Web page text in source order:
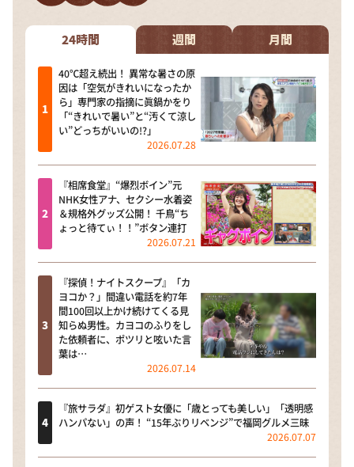
ＬＩＦＥ～夢のカタチ～
新婚さんいらっしゃい！
ポツンと一軒家
ザキ山小屋本館
ぺこぱのまるスポ
24時間 週間 月間
40℃超え続出！ 異常な暑さの原
因は「空気がきれいになったか
ら」専門家の指摘に眞鍋かをり
「“きれいで暑い”と“汚くて涼し
い”どっちがいいの!?」
2026.07.28
『相席食堂』“爆烈ボイン”元
NHK女性アナ、セクシー水着姿
＆規格外グッズ公開！ 千鳥“ち
ょっと待てぃ！！”ボタン連打
2026.07.21
『探偵！ナイトスクープ』「カ
ヨコか？」間違い電話を約7年
間100回以上かけ続けてくる見
知らぬ男性。カヨコのふりをし
た依頼者に、ポツリと呟いた言
葉は…
2026.07.14
『旅サラダ』初ゲスト女優に「歳とっても美しい」「透明感
ハンパない」の声！ “15年ぶりリベンジ”で福岡グルメ三昧
2026.07.07